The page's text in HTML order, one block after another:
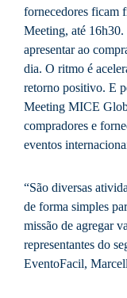
fornecedores ficam
Meeting, até 16h30.
apresentar ao
dia. O ritmo é
retorno positivo. E
Meeting MICE
compradores e
eventos
“São diversas
de forma simples
missão de agregar
representantes do
EventoFacil,